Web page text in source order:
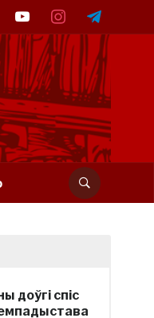
youtube instagramtelegram
доўгі спіс